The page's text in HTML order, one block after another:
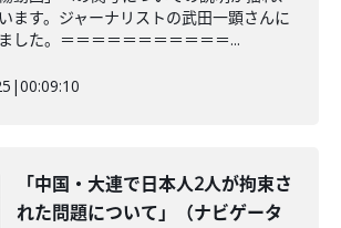
ます。ジャーナリストの武田一顕さんに
した。＝＝＝＝＝＝＝＝＝＝＝...
|00:09:10
「中国・大連で日本人2人が拘束さ
れた問題について」（ナビゲータ